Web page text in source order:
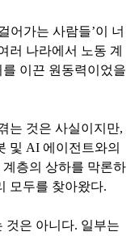
어가는 사람들’이 너
러 나라에서 노동 계
이끈 원동력이었을
는 것은 사실이지만,
및 AI 에이전트와의
층의 상하를 막론하
모두를 찾아왔다.
것은 아니다. 일부는